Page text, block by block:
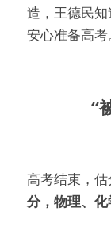
造，王德民
安心准备高考
“
高考结束，
分，物理、化